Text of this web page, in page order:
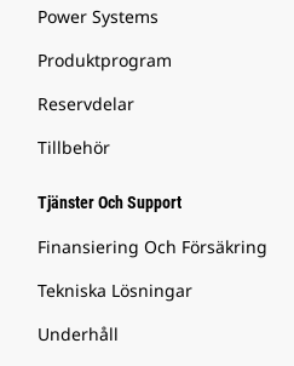
Power Systems
Produktprogram
Reservdelar
Tillbehör
Tjänster Och Support
Finansiering Och Försäkring
Tekniska Lösningar
Underhåll